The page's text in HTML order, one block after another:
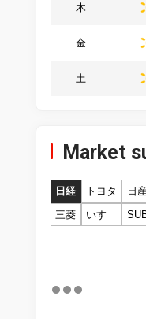
木
金
土
Market
日経 トヨタ 日
三菱
いすゞ